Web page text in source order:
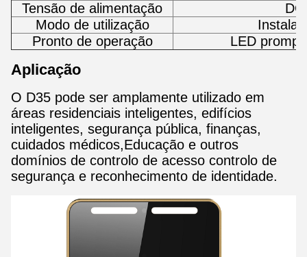
Tensão de alimentação
Modo de utilização
Pronto de operação
LED
Aplicação
O D35 pode ser amplamente utilizado em
áreas residenciais inteligentes, edifícios
inteligentes, segurança pública, finanças,
cuidados médicos,Educação e outros
domínios de controlo de acesso controlo de
segurança e reconhecimento de identidade.